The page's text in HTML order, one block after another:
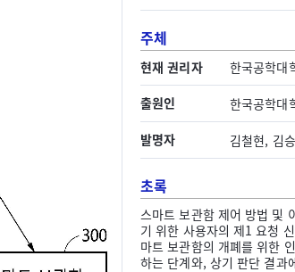
주체
현재 권리자
한국공학대
출원인
한국공학대
발명자
김철현, 김
초록
스마트 보관함 제어 방법 및
기 위한 사용자의 제1 요청
마트 보관함의 개폐를 위한
하는 단계와, 상기 판단 결과